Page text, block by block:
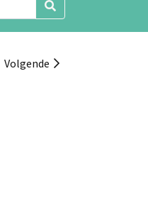
Volgende